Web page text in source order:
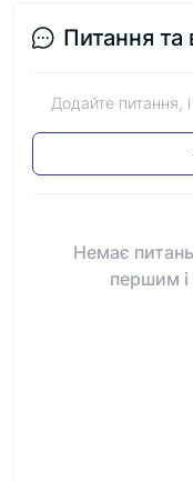
Питання та
Додайте питання,
Немає
першим і